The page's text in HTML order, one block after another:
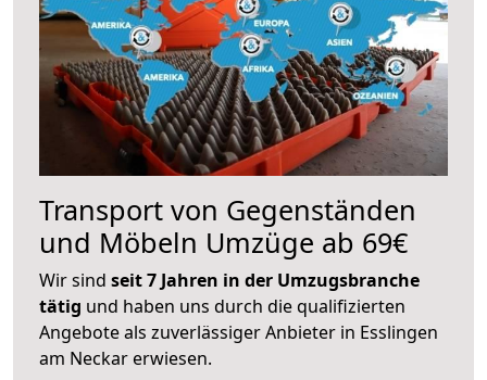
Transport von Gegenständen
und Möbeln Umzüge ab 69€
Wir sind seit 7 Jahren in der Umzugsbranche
tätig und haben uns durch die qualifizierten
Angebote als zuverlässiger Anbieter in Esslingen
am Neckar erwiesen.